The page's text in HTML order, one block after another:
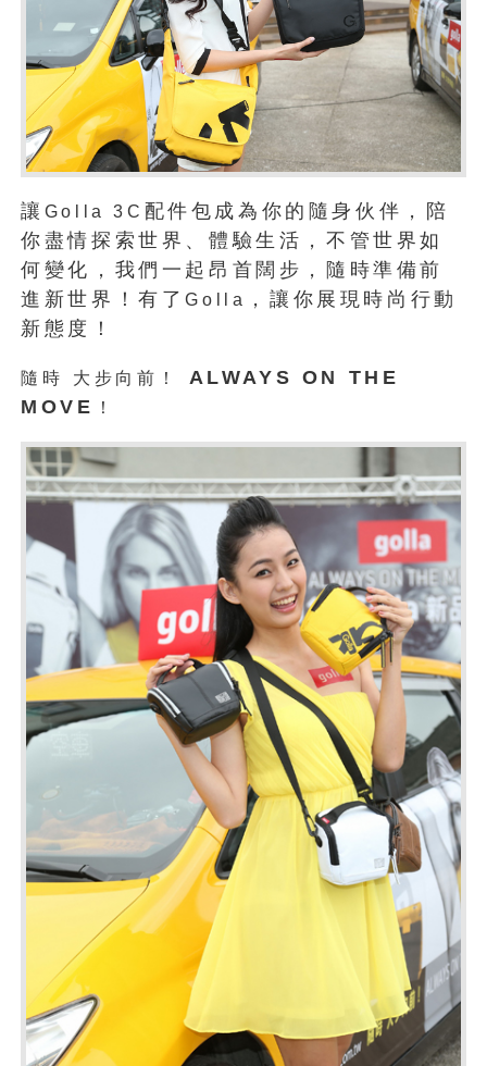
讓 Golla 3C 配件包成為你的隨身伙伴，陪
你盡情探索世界、體驗生活，不管世界如
何變化，我們一起昂首闊步，隨時準備前
進新世界！有了Golla
，讓你展現時尚行動
新態度！
隨時 大步向前！
ALWAYS ON THE
MOVE
！